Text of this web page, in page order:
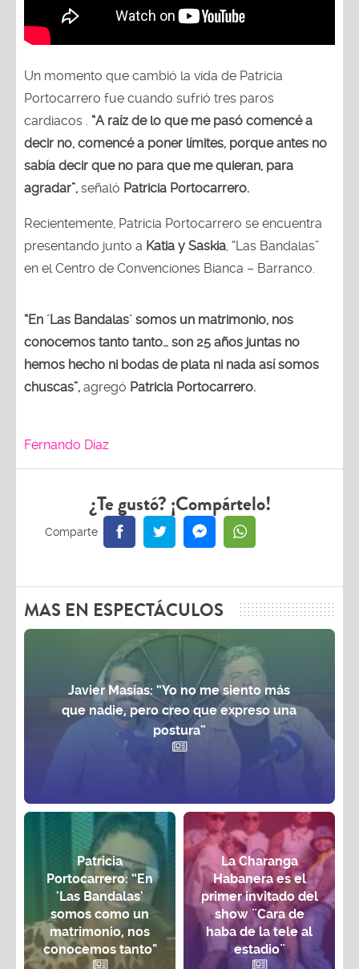
Un momento que cambió la vida de Patricia
Portocarrero fue cuando sufrió tres paros
cardiacos . “A raíz de lo que me pasó comencé a
decir no, comencé a poner límites, porque antes no
sabía decir que no para que me quieran, para
agradar”, señaló Patricia Portocarrero.
Recientemente, Patricia Portocarrero se encuentra
presentando junto a Katia y Saskia, “Las Bandalas”
en el Centro de Convenciones Bianca – Barranco.
“En ´Las Bandalas´ somos un matrimonio, nos
conocemos tanto tanto… son 25 años juntas no
hemos hecho ni bodas de plata ni nada así somos
chuscas”, agregó Patricia Portocarrero.
Fernando Díaz
¿Te gustó? ¡Compártelo!
MAS EN ESPECTÁCULOS
Javier Masías: “Yo no me siento más
que nadie, pero creo que expreso una
postura”
Patricia
Portocarrero: “En
'Las Bandalas'
somos como un
matrimonio, nos
conocemos tanto"
La Charanga
Habanera es el
primer invitado del
show ¨Cara de
haba de la tele al
estadio¨